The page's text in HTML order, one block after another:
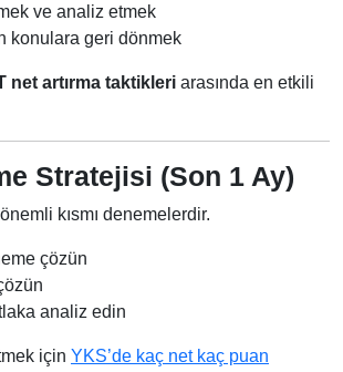
ve analiz etmek
konulara geri dönmek
net artırma taktikleri arasında en etkili
Stratejisi (Son 1 Ay)
kısmı denemelerdir.
çözün
analiz edin
için YKS’de kaç net kaç puan